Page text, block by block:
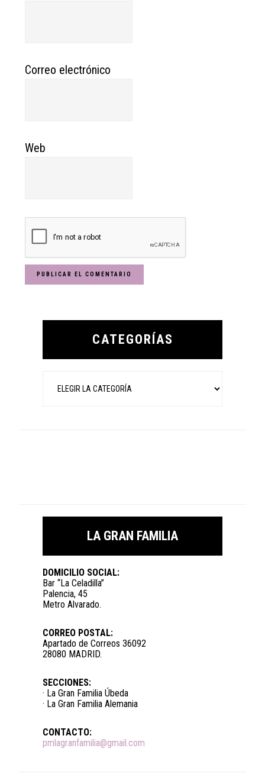
Correo electrónico
Web
Primary
CATEGORÍAS
LA GRAN FAMILIA
DOMICILIO SOCIAL:
Bar “La Celadilla”
Palencia, 45
Metro Alvarado.
CORREO POSTAL:
Apartado de Correos 36092
28080 MADRID.
SECCIONES:
· La Gran Familia Úbeda
· La Gran Familia Alemania
CONTACTO:
pmlagranfamilia@gmail.com